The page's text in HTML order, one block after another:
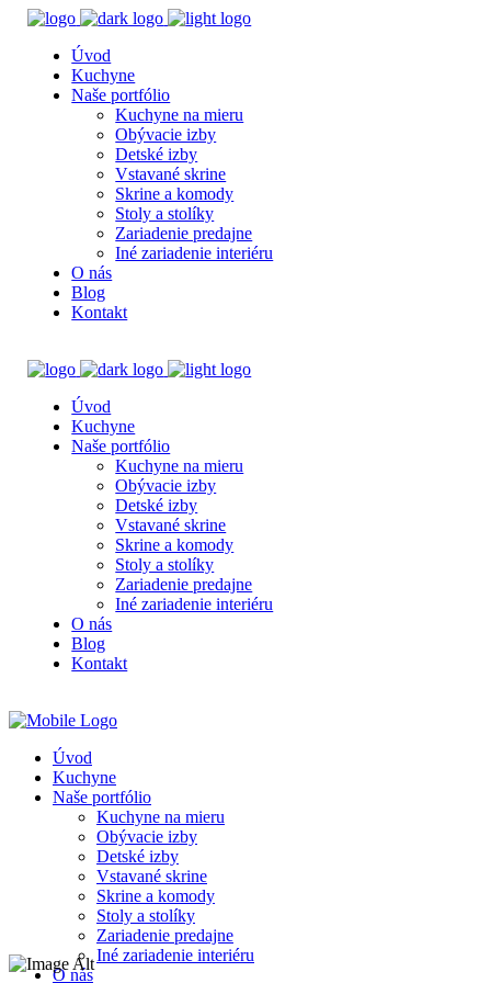
Úvod
Kuchyne
Naše portfólio
Kuchyne na mieru
Obývacie izby
Detské izby
Vstavané skrine
Skrine a komody
Stoly a stolíky
Zariadenie predajne
Iné zariadenie interiéru
O nás
Blog
Kontakt
Úvod
Kuchyne
Naše portfólio
Kuchyne na mieru
Obývacie izby
Detské izby
Vstavané skrine
Skrine a komody
Stoly a stolíky
Zariadenie predajne
Iné zariadenie interiéru
O nás
Blog
Kontakt
Úvod
Kuchyne
Naše portfólio
Kuchyne na mieru
Obývacie izby
Detské izby
Vstavané skrine
Skrine a komody
Stoly a stolíky
Zariadenie predajne
Iné zariadenie interiéru
O nás